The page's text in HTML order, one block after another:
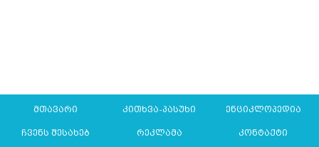
მთავარი კითხვა-პასუხი ენციკლოპედია
ჩვენს შესახებ რეკლამა კონტაქტი